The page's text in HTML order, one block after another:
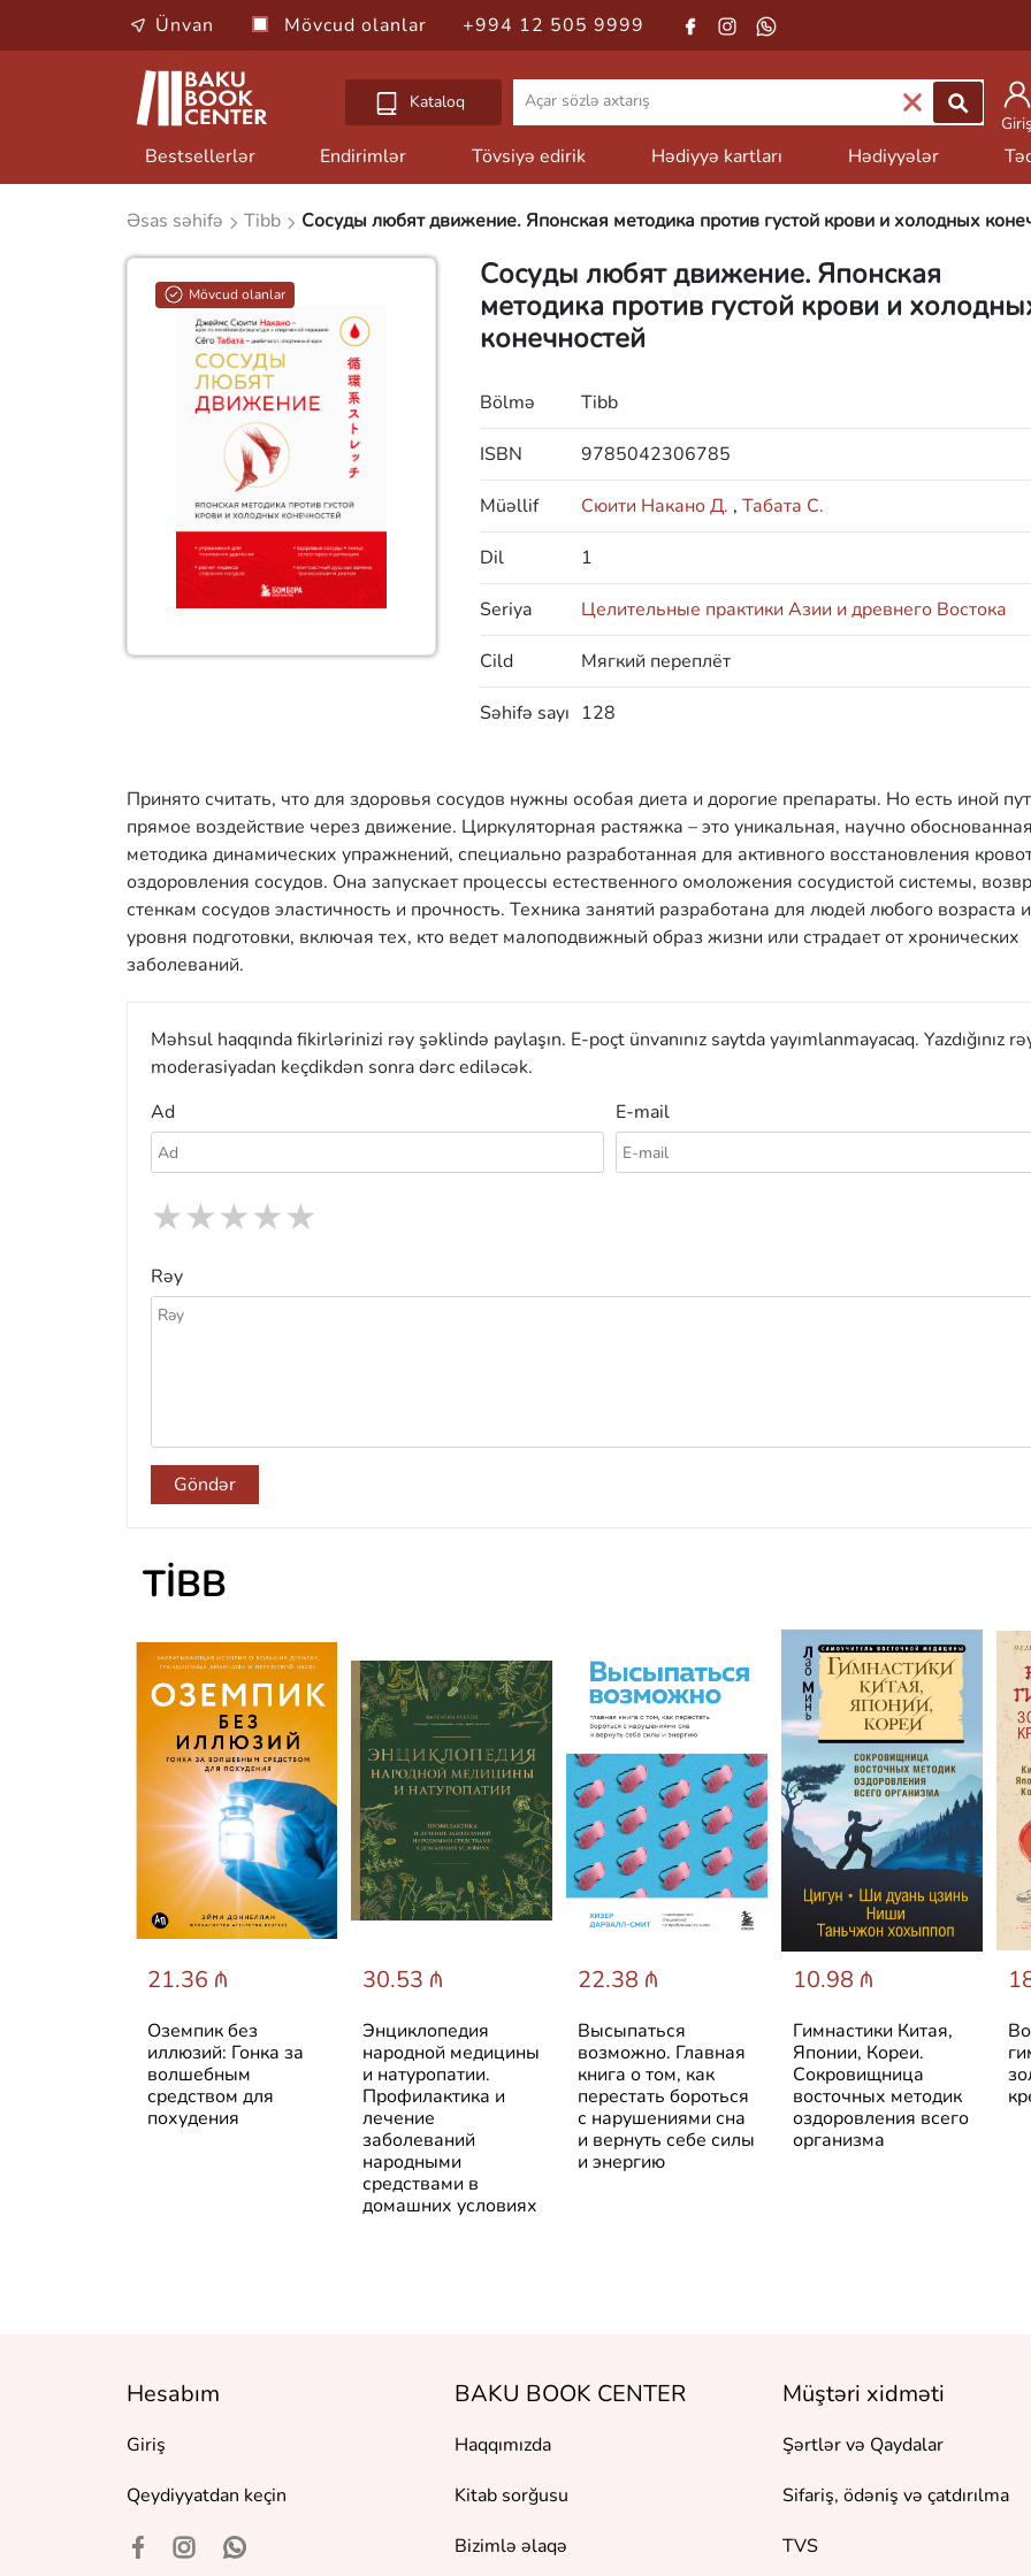
Ünvan Mövcud olanlar +994 12 505 9999
Kataloq
Bestsellerlər Endirimlər Tövsiyə edirik Hədiyyə kartları Hədiyyələr
Əsas səhifə Tibb Сосуды любят движение. Японская методика против густой крови и холодных
Mövcud olanlar
Сосуды любят движение. Японская
методика против густой крови и
конечностей
Bölmə Tibb
ISBN 9785042306785
Müəllif Сюити Накано Д. , Табата С.
Dil 1
Seriya Целительные практики Азии и древнего Востока
Cild Мягкий переплёт
Səhifə sayı 128
Принято считать, что для здоровья сосудов нужны особая диета и дорогие препараты. Но есть иной
прямое воздействие через движение. Циркуляторная растяжка – это уникальная, научно
методика динамических упражнений, специально разработанная для активного восстановления
оздоровления сосудов. Она запускает процессы естественного омоложения сосудистой системы,
стенкам сосудов эластичность и прочность. Техника занятий разработана для людей любого возраста и
уровня подготовки, включая тех, кто ведет малоподвижный образ жизни или страдает от хронических
заболеваний.
Məhsul haqqında fikirlərinizi rəy şəklində paylaşın. E-poçt ünvanınız saytda yayımlanmayacaq. Yazdığınız
moderasiyadan keçdikdən sonra dərc ediləcək.
Ad
E-mail
★
★
★
★
★
Rəy
Göndər
TIBB
21.36 ₼
Оземпик без
иллюзий: Гонка за
волшебным
средством для
похудения
30.53 ₼
Энциклопедия
народной медицины
и натуропатии.
Профилактика и
лечение
заболеваний
народными
средствами в
домашних условиях
22.38 ₼
Высыпаться
возможно. Главная
книга о том, как
перестать бороться
с нарушениями сна
и вернуть себе силы
и энергию
10.98 ₼
Гимнастики Китая,
Японии, Кореи.
Сокровищница
восточных методик
оздоровления всего
организма
Hesabım
Giriş
Qeydiyyatdan keçin
BAKU BOOK CENTER
Haqqımızda
Kitab sorğusu
Bizimlə əlaqə
Müştəri xidməti
Şərtlər və Qaydalar
Sifariş, ödəniş və çatdırılma
TVS